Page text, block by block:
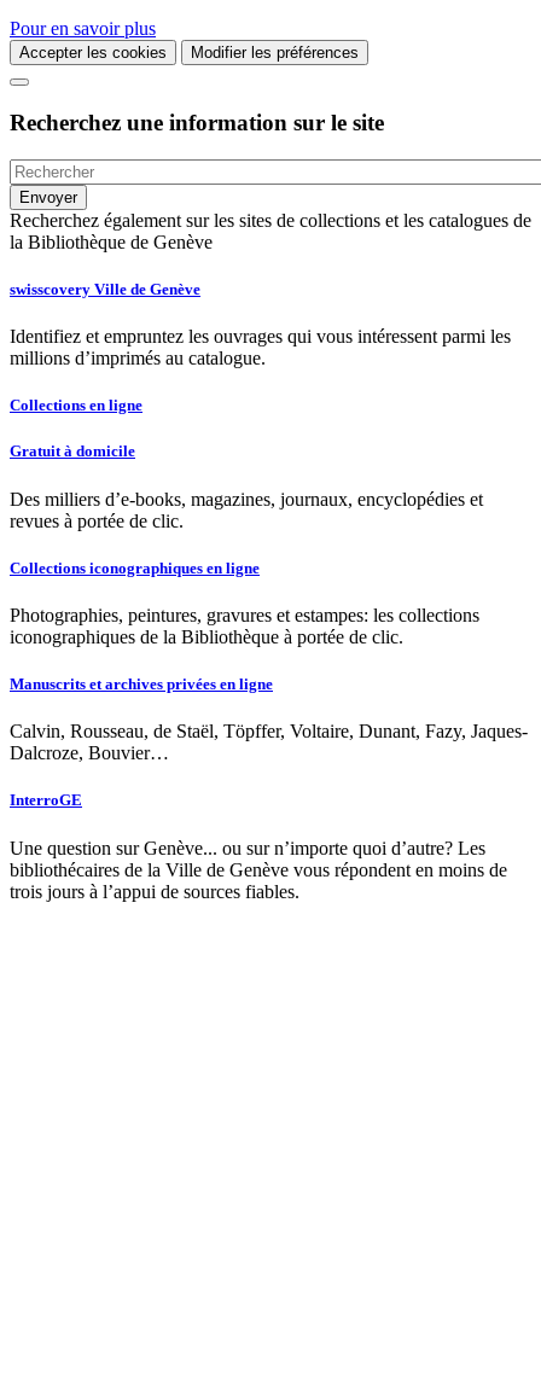
Pour en savoir plus
Accepter les cookies Modifier les préférences
Recherchez une information sur le site
Recherchez également sur les sites de collections et les catalogues de
la Bibliothèque de Genève
swisscovery Ville de Genève
Identifiez et empruntez les ouvrages qui vous intéressent parmi les
millions d’imprimés au catalogue.
Collections en ligne
Gratuit à domicile
Des milliers d’e-books, magazines, journaux, encyclopédies et
revues à portée de clic.
Collections iconographiques en ligne
Photographies, peintures, gravures et estampes: les collections
iconographiques de la Bibliothèque à portée de clic.
Manuscrits et archives privées en ligne
Calvin, Rousseau, de Staël, Töpffer, Voltaire, Dunant, Fazy, Jaques-
Dalcroze, Bouvier…
InterroGE
Une question sur Genève... ou sur n’importe quoi d’autre? Les
bibliothécaires de la Ville de Genève vous répondent en moins de
trois jours à l’appui de sources fiables.